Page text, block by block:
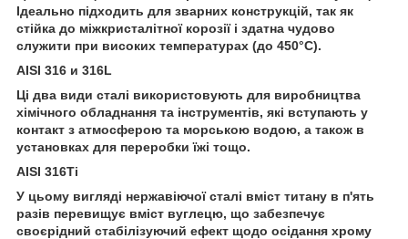
Ідеально підходить для зварних конструкцій, так як
стійка до міжкристалітної корозії і здатна чудово
служити при високих температурах (до 450°С).
AISI 316 и 316L
Ці два види сталі використовують для виробництва
хімічного обладнання та інструментів, які вступають у
контакт з атмосферою та морською водою, а також в
установках для переробки їжі тощо.
AISI 316Ti
У цьому вигляді нержавіючої сталі вміст титану в п'ять
разів перевищує вміст вуглецю, що забезпечує
своєрідний стабілізуючий ефект щодо осідання хрому